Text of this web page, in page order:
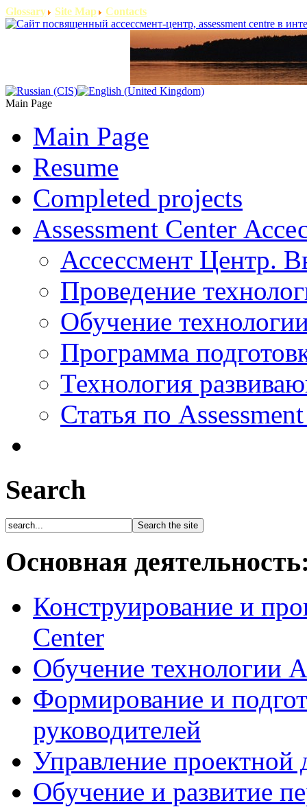
Glossary Site Map Contacts
Main Page
Main Page
Resume
Completed projects
Assessment Center
Ассессмент Центр.
Проведение
Обучение
Программа
Технология
Статья по
Search
Основная
Конструирование и
Center
Обучение технологии
Формирование и
руководителей
Управление проектной
Обучение и развитие